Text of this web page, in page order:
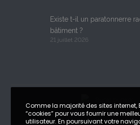
Existe t-il un paratonnerre
bâtiment ?
21 juillet 2026
Comme la majorité des sites internet,
“cookies” pour vous fournir une
utilisateur. En poursuivant votre